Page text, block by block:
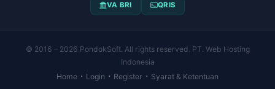
VA BRI QRIS
© 2016 – 2026 PondokSoft. All rights reserved. PT. Web Hosting
Indonesia
Home · Login · Register · Syarat & Ketentuan